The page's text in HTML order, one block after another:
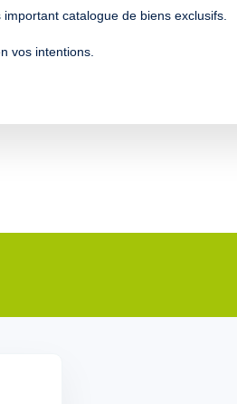
catalogue de biens exclusifs.
vos intentions.